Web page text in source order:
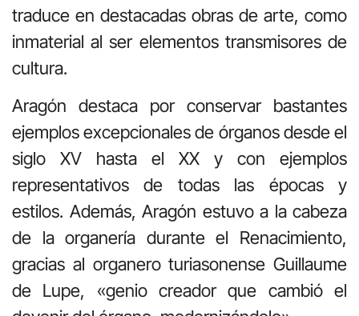
traduce en destacadas obras de arte, como
inmaterial al ser elementos transmisores de
cultura.
Aragón destaca por conservar bastantes
ejemplos excepcionales de órganos desde el
siglo XV hasta el XX y con ejemplos
representativos de todas las épocas y
estilos. Además, Aragón estuvo a la cabeza
de la organería durante el Renacimiento,
gracias al organero turiasonense Guillaume
de Lupe, «genio creador que cambió el